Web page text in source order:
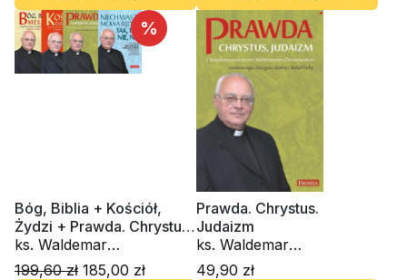
%
Bóg, Biblia + Kościół,
Żydzi + Prawda. Chrystus
+ Niech wasza mowa
będzie
ks. Waldemar
Chrostowski
199,60 zł 185,00 zł
Prawda. Chrystus.
Judaizm
ks. Waldemar
Chrostowski
49,90 zł